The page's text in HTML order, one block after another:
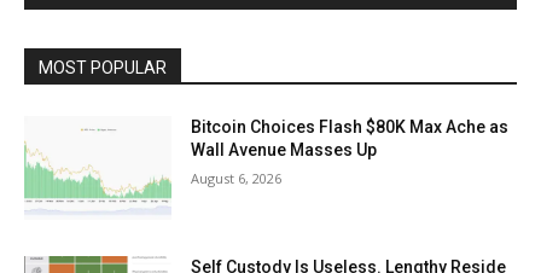
MOST POPULAR
Bitcoin Choices Flash $80K Max Ache as
Wall Avenue Masses Up
August 6, 2026
Self Custody Is Useless. Lengthy Reside